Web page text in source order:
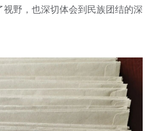
视野，也深切体会到民族团结的深